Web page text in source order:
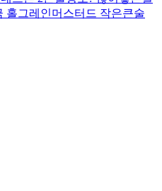
홀그레인머스터드 작은큰술